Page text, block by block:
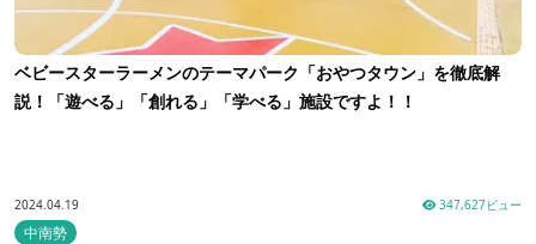
ベビースターラーメンのテーマパーク「おやつタウン」を徹底解
説！「遊べる」「創れる」「学べる」施設ですよ！！
2024.04.19 347,627ビュー
中南勢